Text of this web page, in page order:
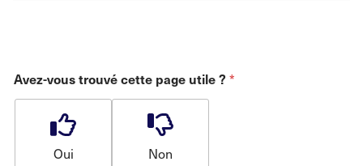
Avez-vous trouvé cette page utile ? *
Oui Non